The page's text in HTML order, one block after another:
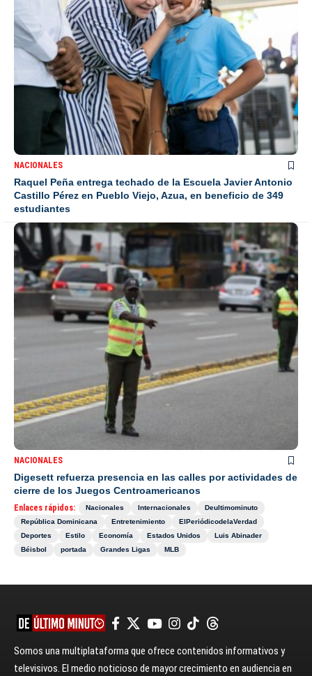
NACIONALES
Raquel Peña entrega techado de la Escuela Javier Antonio
Castillo Pérez en Pueblo Viejo, Azua, en beneficio de 349
estudiantes
NACIONALES
Digesett refuerza presencia en las calles por actividades de
cierre de los Juegos Centroamericanos
Enlaces rápidos: Nacionales Internacionales
Deultimominuto
República Dominicana
Entretenimiento
ElPeriódicodelaVerdad
Deportes
Estilo Economía Estados Unidos
Luis Abinader
Béisbol
portada Grandes Ligas MLB
Somos una multiplataforma que ofrece contenidos informativos y
televisivos. El medio noticioso de mayor crecimiento en audiencia en